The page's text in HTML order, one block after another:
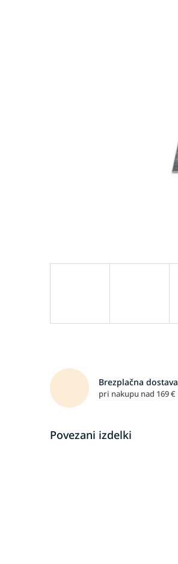
Brezplačna dostava
pri nakupu nad 169 €
Povezani izdelki